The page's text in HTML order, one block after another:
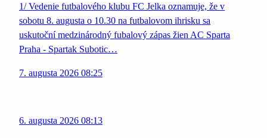
1/ Vedenie futbalového klubu FC Jelka oznamuje, že v
sobotu 8. augusta o 10.30 na futbalovom ihrisku sa
uskutoční medzinárodný fubalový zápas žien AC Sparta
Praha - Spartak Subotic…
7. augusta 2026 08:25
6. augusta 2026 08:13